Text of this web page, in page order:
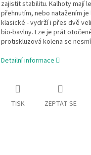
zajistit stabilitu. Kalhoty mají
přehnutím, nebo natažením
klasické - vydrží i přes dvě
bio-bavlny. Lze je prát
protiskluzová kolena se
Detailní informace
TISK ZEPTAT SE